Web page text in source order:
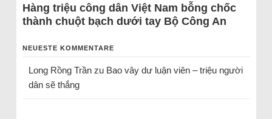
Hàng triệu công dân Việt Nam bỗng chốc
thành chuột bạch dưới tay Bộ Công An
NEUESTE KOMMENTARE
Long Rồng Trầnzu Bao vây dư luận viên – triệu người
dân sẽ thắng